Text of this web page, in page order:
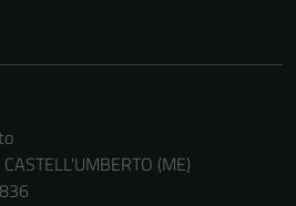
(ME)
disabilitati.